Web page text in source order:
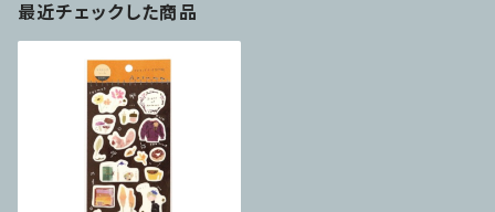
最近チェックした商品